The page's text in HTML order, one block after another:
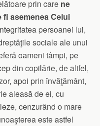
prin care ne
asemenea Celui
persoanei lui,
sociale ale unui
oameni tâmpi, pe
din copilărie, de altfel,
apoi prin învăţământ,
aleasă de ei, cu
cenzurând o mare
este astfel